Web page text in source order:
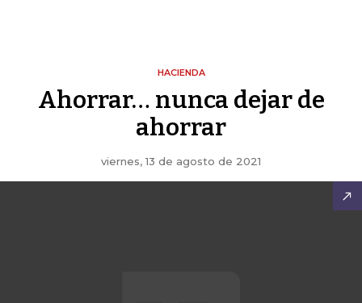
HACIENDA
Ahorrar… nunca dejar de
ahorrar
viernes, 13 de agosto de 2021